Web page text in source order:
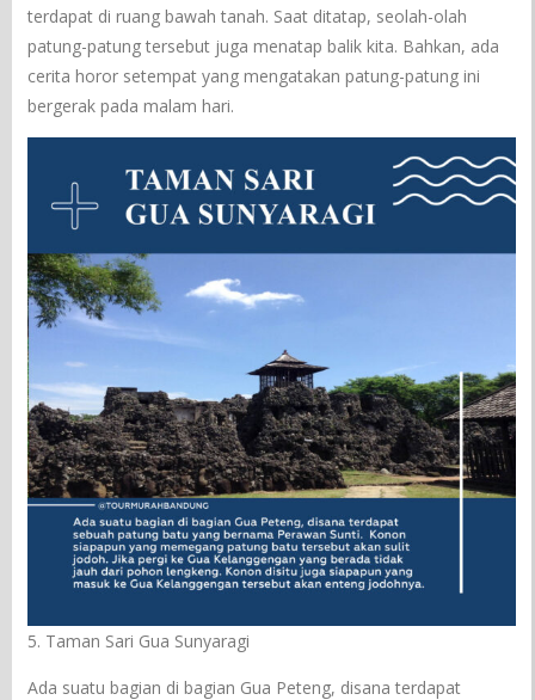
terdapat di ruang bawah tanah. Saat ditatap, seolah-olah
patung-patung tersebut juga menatap balik kita. Bahkan, ada
cerita horor setempat yang mengatakan patung-patung ini
bergerak pada malam hari.
5. Taman Sari Gua Sunyaragi
Ada suatu bagian di bagian Gua Peteng, disana terdapat